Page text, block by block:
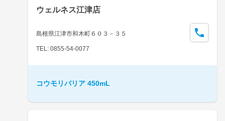
ウェルネス江津店
島根県江津市和木町６０３－３５
TEL: 0855-54-0077
コウモリバリア 450mL